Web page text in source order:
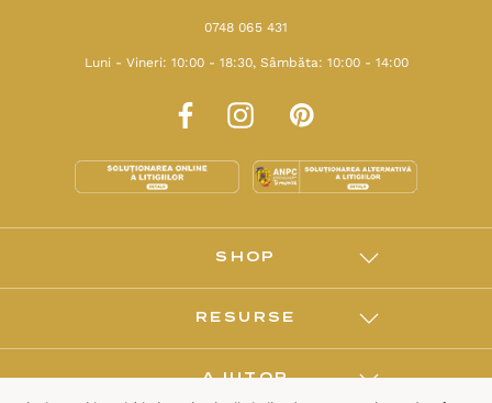
0748 065 431
Luni - Vineri: 10:00 - 18:30, Sâmbăta: 10:00 - 14:00
SHOP
RESURSE
AJUTOR